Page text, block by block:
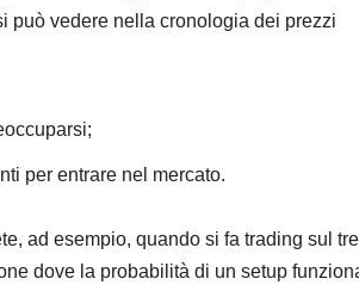
può vedere nella cronologia dei prezzi
per entrare nel mercato.
ad esempio, quando si fa trading sul
dove la probabilità di un setup